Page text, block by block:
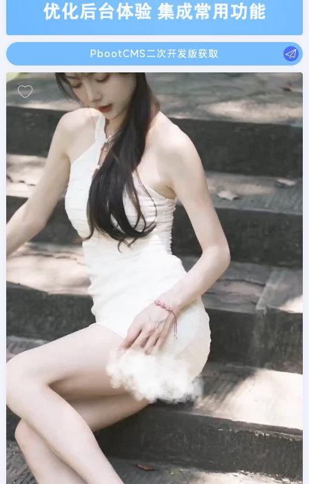
PbootCMS二次开发版获取